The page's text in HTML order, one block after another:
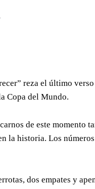
reza el último
Copa del Mundo.
de este momento
la historia. Los
dos empates y